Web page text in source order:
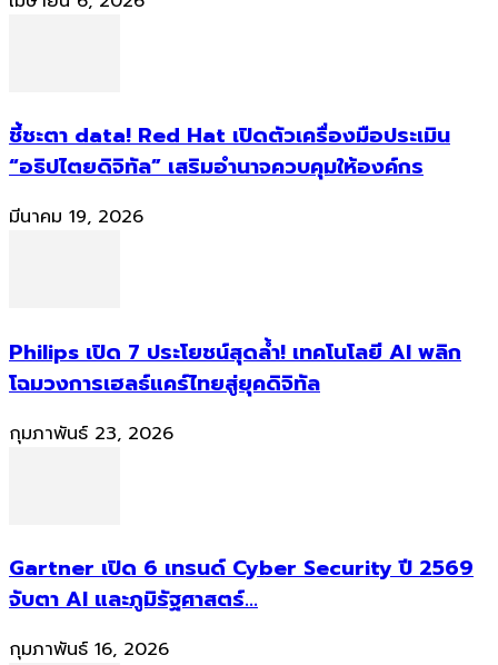
ชี้ชะตา data! Red Hat เปิดตัวเครื่องมือประเมิน
“อธิปไตยดิจิทัล” เสริมอำนาจควบคุมให้องค์กร
มีนาคม 19, 2026
Philips เปิด 7 ประโยชน์สุดล้ำ! เทคโนโลยี AI พลิก
โฉมวงการเฮลธ์แคร์ไทยสู่ยุคดิจิทัล
กุมภาพันธ์ 23, 2026
Gartner เปิด 6 เทรนด์ Cyber Security ปี 2569
จับตา AI และภูมิรัฐศาสตร์...
กุมภาพันธ์ 16, 2026